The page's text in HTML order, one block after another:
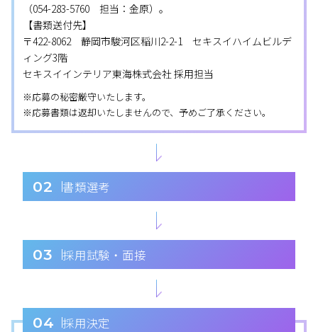
（054-283-5760 担当：金原）。
【書類送付先】
〒422-8062 静岡市駿河区稲川2-2-1 セキスイハイムビルデ
ィング3階
セキスイインテリア東海株式会社 採用担当
※応募の秘密厳守いたします。
※応募書類は返却いたしませんので、予めご了承ください。
02 書類選考
03 採用試験・面接
04 採用決定